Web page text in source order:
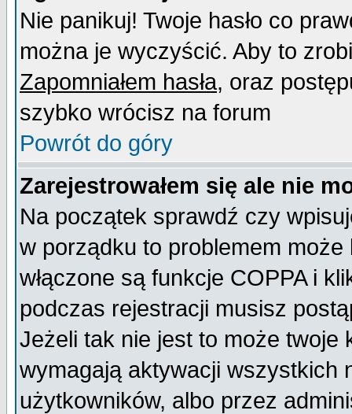
Nie panikuj! Twoje hasło co
można je wyczyścić. Aby to
Zapomniałem hasła, oraz
szybko wrócisz na forum
Powrót do góry
Zarejestrowałem się ale nie
Na początek sprawdź czy
w porządku to problemem
włączone są funkcje COPPA i
podczas rejestracji musisz
Jeżeli tak nie jest to może twoje
wymagają aktywacji wszystkich
użytkowników, albo przez